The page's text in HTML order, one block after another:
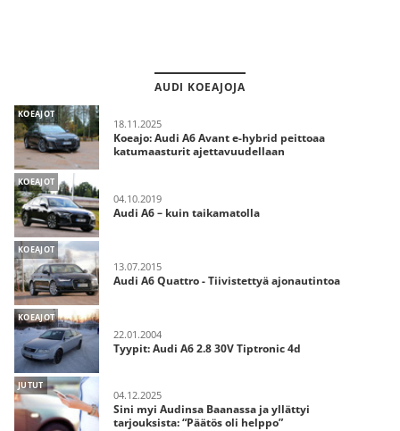
AUDI KOEAJOJA
KOEAJOT
18.11.2025
Koeajo: Audi A6 Avant e-hybrid peittoaa
katumaasturit ajettavuudellaan
KOEAJOT
04.10.2019
Audi A6 – kuin taikamatolla
KOEAJOT
13.07.2015
Audi A6 Quattro - Tiivistettyä ajonautintoa
KOEAJOT
22.01.2004
Tyypit: Audi A6 2.8 30V Tiptronic 4d
JUTUT
04.12.2025
Sini myi Audinsa Baanassa ja yllättyi
tarjouksista: “Päätös oli helppo”